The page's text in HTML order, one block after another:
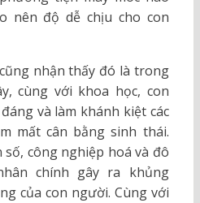
nên độ dễ chịu cho con
nhận thấy đó là trong
cùng với khoa học, con
và làm khánh kiệt các
mất cân bằng sinh thái.
công nghiệp hoá và đô
chính gây ra khủng
của con người. Cùng với